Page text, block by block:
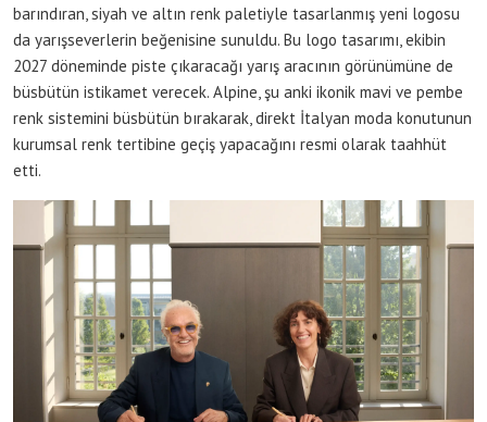
barındıran, siyah ve altın renk paletiyle tasarlanmış yeni logosu
da yarışseverlerin beğenisine sunuldu. Bu logo tasarımı, ekibin
2027 döneminde piste çıkaracağı yarış aracının görünümüne de
büsbütün istikamet verecek. Alpine, şu anki ikonik mavi ve pembe
renk sistemini büsbütün bırakarak, direkt İtalyan moda konutunun
kurumsal renk tertibine geçiş yapacağını resmi olarak taahhüt
etti.